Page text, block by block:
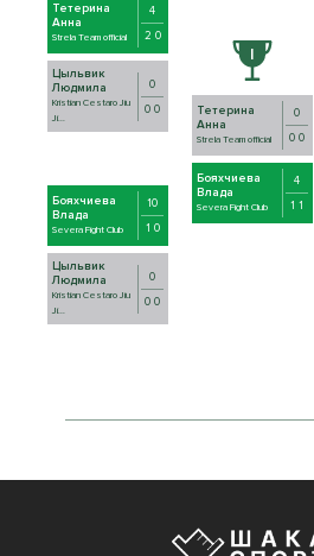
Тетерина
Анна
Strela Team official
4
2 0
Цыльвик
Людмила
Kristian Cestaro Jiu
Ji...
0
0 0
Бояхчиева
Влада
Severa Fight Club
10
1 0
Цыльвик
Людмила
Kristian Cestaro Jiu
Ji...
0
0 0
Тетерина
Анна
Strela Team official
0
0 0
Бояхчиева
Влада
Severa Fight Club
4
1 1